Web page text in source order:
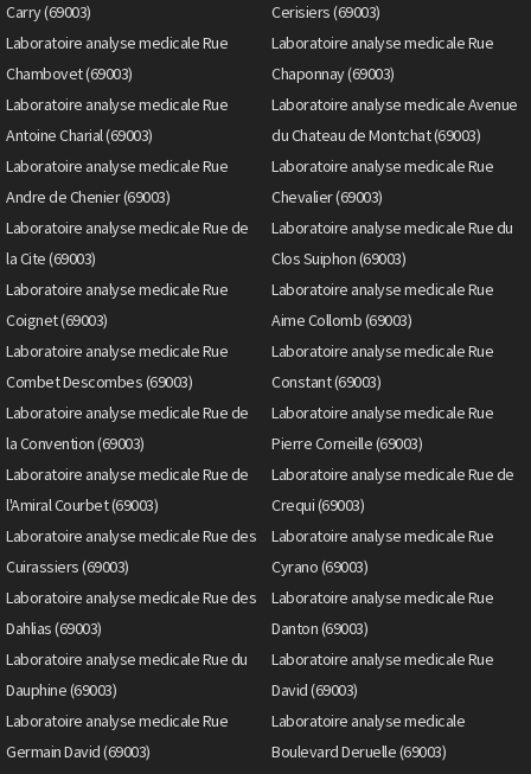
Carry (69003)
Cerisiers (69003)
Laboratoire analyse medicale Rue
Chambovet (69003)
Laboratoire analyse medicale Rue
Chaponnay (69003)
Laboratoire analyse medicale Rue
Antoine Charial (69003)
Laboratoire analyse medicale Avenue
du Chateau de Montchat (69003)
Laboratoire analyse medicale Rue
Andre de Chenier (69003)
Laboratoire analyse medicale Rue
Chevalier (69003)
Laboratoire analyse medicale Rue de
la Cite (69003)
Laboratoire analyse medicale Rue du
Clos Suiphon (69003)
Laboratoire analyse medicale Rue
Coignet (69003)
Laboratoire analyse medicale Rue
Aime Collomb (69003)
Laboratoire analyse medicale Rue
Combet Descombes (69003)
Laboratoire analyse medicale Rue
Constant (69003)
Laboratoire analyse medicale Rue de
la Convention (69003)
Laboratoire analyse medicale Rue
Pierre Corneille (69003)
Laboratoire analyse medicale Rue de
l'Amiral Courbet (69003)
Laboratoire analyse medicale Rue de
Crequi (69003)
Laboratoire analyse medicale Rue des
Cuirassiers (69003)
Laboratoire analyse medicale Rue
Cyrano (69003)
Laboratoire analyse medicale Rue des
Dahlias (69003)
Laboratoire analyse medicale Rue
Danton (69003)
Laboratoire analyse medicale Rue du
Dauphine (69003)
Laboratoire analyse medicale Rue
David (69003)
Laboratoire analyse medicale Rue
Germain David (69003)
Laboratoire analyse medicale
Boulevard Deruelle (69003)